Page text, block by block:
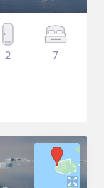
2 7